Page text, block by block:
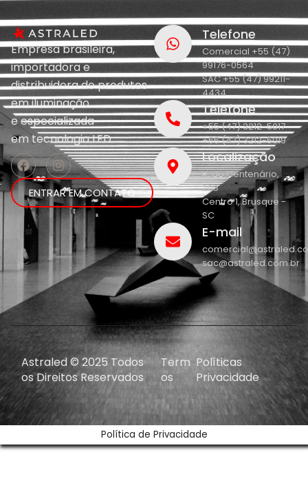
Empresa brasileira,
importadora e
distribuidora de produtos
em iluminação
eespecializada
emtecnologia LED.
ENTRAR EM CONTATO
Telefone
Comercial +55 (47)
99176-0564
SAC +55 (47) 99211-
4434
Telefone
+55 (47) 3212-5017
+55 (47) 3212-5019
Localização
R. do Centenário,
208
Centro 1, Brusque -
SC
E-mail
sac@astraled.com.br
Astraled © 2025 Todos
os Direitos Reservados
Term
os
Políticas
Privacidade
Política de Privacidade